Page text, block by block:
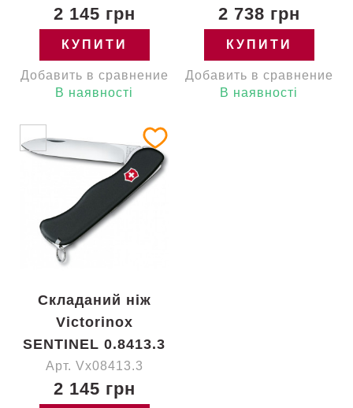
2 145 грн
КУПИТИ
Добавить в сравнение
В наявності
2 738 грн
КУПИТИ
Добавить в сравнение
В наявності
Складаний ніж
Victorinox
SENTINEL 0.8413.3
Арт. Vx08413.3
2 145 грн